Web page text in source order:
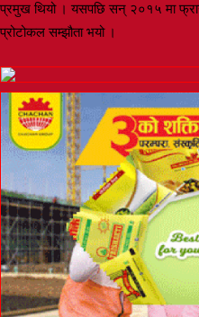
प्रमुख थियो । यसपछि सन् २०१५ मा
प्रोटोकल सम्झौता भयो ।